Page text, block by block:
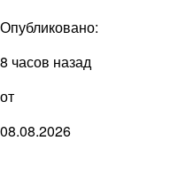
Опубликовано:
8 часов назад
от
08.08.2026